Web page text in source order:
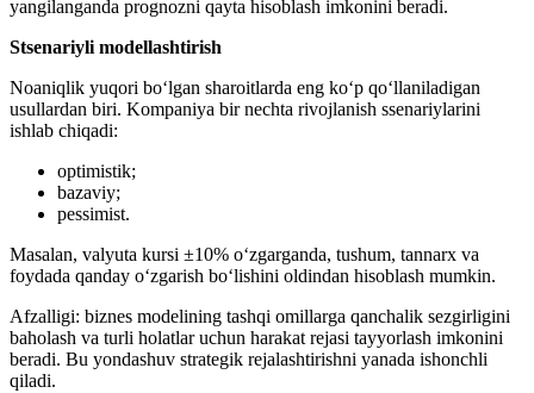
yangilanganda prognozni qayta hisoblash imkonini beradi.
Stsenariyli modellashtirish
Noaniqlik yuqori bo‘lgan sharoitlarda eng ko‘p qo‘llaniladigan
usullardan biri. Kompaniya bir nechta rivojlanish ssenariylarini
ishlab chiqadi:
optimistik;
bazaviy;
pessimist.
Masalan, valyuta kursi ±10% o‘zgarganda, tushum, tannarx va
foydada qanday o‘zgarish bo‘lishini oldindan hisoblash mumkin.
Afzalligi: biznes modelining tashqi omillarga qanchalik sezgirligini
baholash va turli holatlar uchun harakat rejasi tayyorlash imkonini
beradi. Bu yondashuv strategik rejalashtirishni yanada ishonchli
qiladi.